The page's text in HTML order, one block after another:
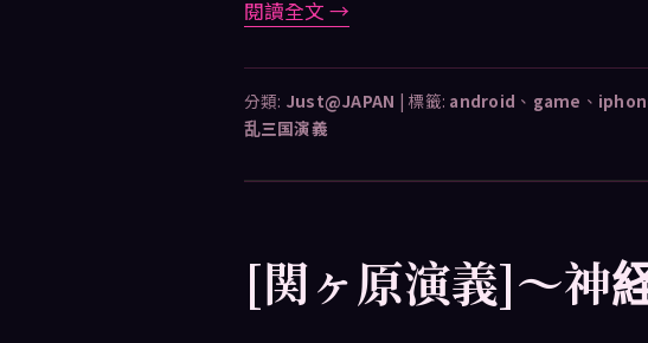
閱讀全文 →
分類: Just@JAPAN | 標籤: android 、 game 、
乱三国演義
[関ヶ原演義]〜神